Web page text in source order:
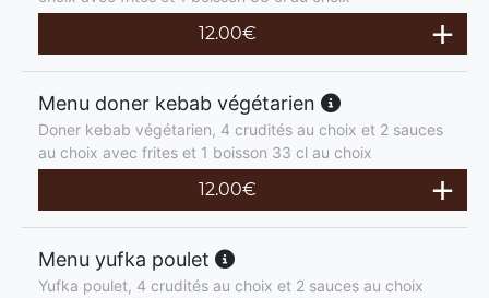
12.00€
Menu doner kebab végétarien
Doner kebab végétarien, 4 crudités au choix et 2 sauces
au choix avec frites et 1 boisson 33 cl au choix
12.00€
Menu yufka poulet
Yufka poulet, 4 crudités au choix et 2 sauces au choix